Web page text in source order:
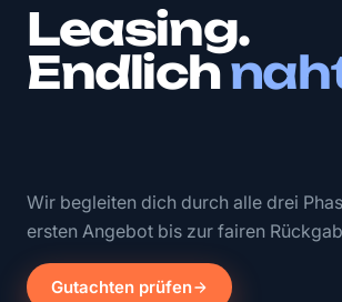
Leasing.
Endlich
Wir begleiten dich durch alle drei
ersten Angebot bis zur fairen
Gutachten prüfen